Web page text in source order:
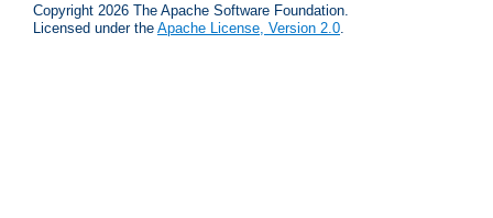
Copyright 2026 The Apache Software Foundation.
Licensed under the Apache License, Version 2.0